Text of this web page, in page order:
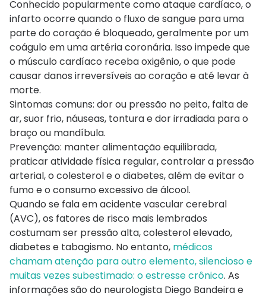
Conhecido popularmente como ataque cardíaco, o
infarto ocorre quando o fluxo de sangue para uma
parte do coração é bloqueado, geralmente por um
coágulo em uma artéria coronária. Isso impede que
o músculo cardíaco receba oxigênio, o que pode
causar danos irreversíveis ao coração e até levar à
morte.
Sintomas comuns: dor ou pressão no peito, falta de
ar, suor frio, náuseas, tontura e dor irradiada para o
braço ou mandíbula.
Prevenção: manter alimentação equilibrada,
praticar atividade física regular, controlar a pressão
arterial, o colesterol e o diabetes, além de evitar o
fumo e o consumo excessivo de álcool.
Quando se fala em acidente vascular cerebral
(AVC), os fatores de risco mais lembrados
costumam ser pressão alta, colesterol elevado,
diabetes e tabagismo. No entanto, médicos
chamam atenção para outro elemento, silencioso e
muitas vezes subestimado: o estresse crônico. As
informações são do neurologista Diego Bandeira e